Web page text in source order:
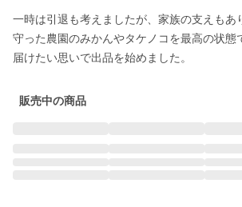
一時は引退も考えましたが、家族の支えもあ
守った農園のみかんやタケノコを最高の状態
届けたい思いで出品を始めました。
販売中の商品